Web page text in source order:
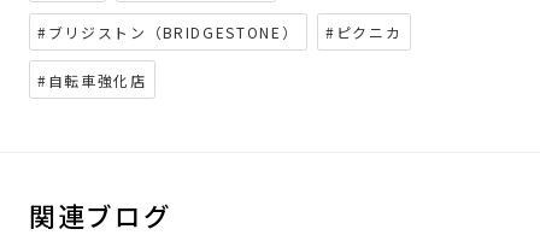
#ブリジストン（BRIDGESTONE） #ピクニカ
#自転車強化店
関連ブログ